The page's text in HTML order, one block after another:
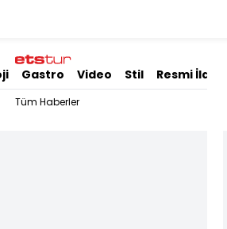
Gastro Video Stil Resmi İlanlar
Tüm Haberler